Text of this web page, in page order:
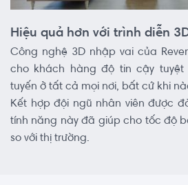
Hiệu quả hơn với trình diễn
Công nghệ 3D nhập vai của
cho khách hàng độ tin cậy
tuyến ở tất cả mọi nơi, bất cứ khi
Kết hợp đội ngũ nhân viên được
tính năng này đã giúp cho tốc độ
so với thị trường.